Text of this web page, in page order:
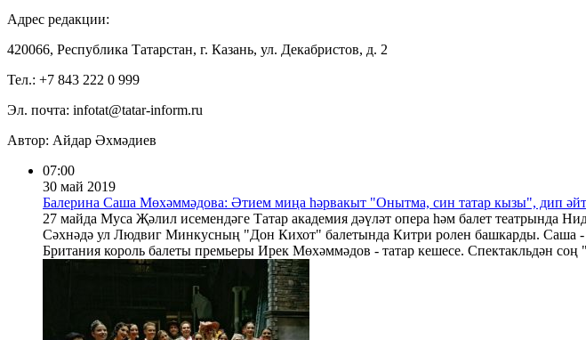
Адрес редакции:
420066, Республика Татарстан, г. Казань, ул. Декабристов, д. 2
Тел.: +7 843 222 0 999
Эл. почта: infotat@tatar-inform.ru
Автор: Айдар Әхмәдиев
07:00
30 май 2019
Балерина Саша Мөхәммәдова: Әтием миңа һәрвакыт "Онытма, син татар кызы", дип
27 майда Муса Җәлил исемендәге Татар академия дәүләт опера һәм балет
Сәхнәдә ул Людвиг Минкусның "Дон Кихот" балетында Китри ролен башкарды. Саша
Британия король балеты премьеры Ирек Мөхәммәдов - татар кешесе. Спектакльдән